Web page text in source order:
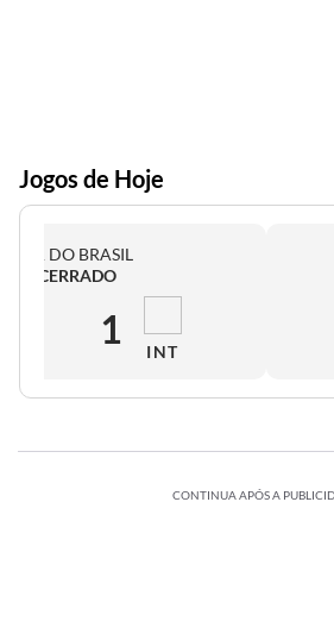
Jogos de Hoje
DO BRASIL
ENCERRADO
1 INT
CONTINUA APÓS A